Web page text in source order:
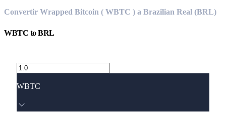
Convertir Wrapped Bitcoin ( WBTC ) a Brazilian Real (BRL)
WBTC toBRL
WBTC